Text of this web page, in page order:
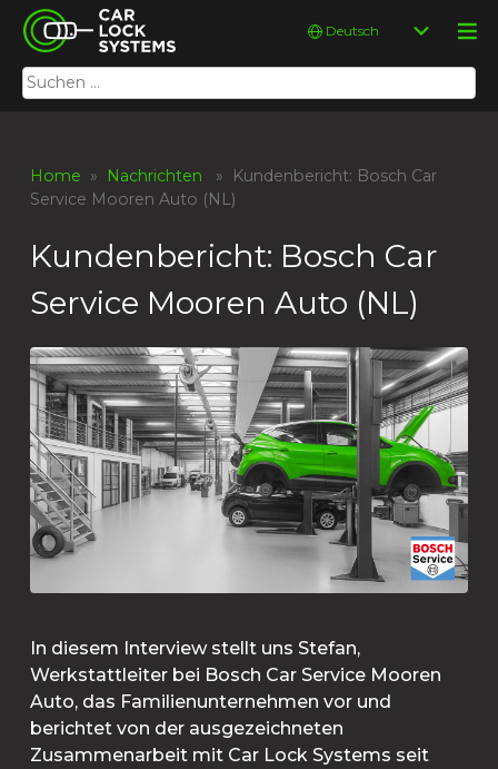
Skip
content
Car Lock Systems
Car Lock Systems
Suchen
nach:
Sprache
Home » Nachrichten » Kundenbericht: Bosch Car
Service Mooren Auto (NL)
Kundenbericht: Bosch Car
Service Mooren Auto (NL)
In diesem Interview stellt uns Stefan,
Werkstattleiter bei Bosch Car Service Mooren
Auto, das Familienunternehmen vor und
berichtet von der ausgezeichneten
Zusammenarbeit mit Car Lock Systems seit